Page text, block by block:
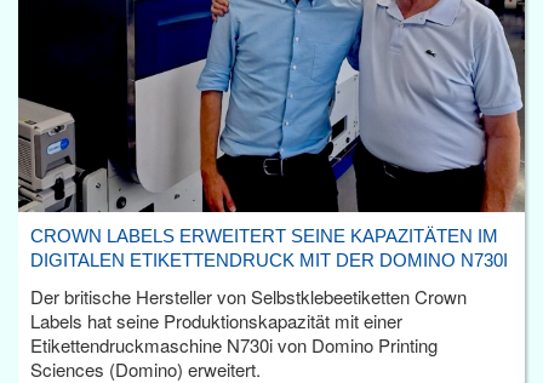
CROWN LABELS ERWEITERT SEINE KAPAZITÄTEN IM
DIGITALEN ETIKETTENDRUCK MIT DER DOMINO N730I
Der britische Hersteller von Selbstklebeetiketten Crown
Labels hat seine Produktionskapazität mit einer
Etikettendruckmaschine N730i von Domino Printing
Sciences (Domino) erweitert.